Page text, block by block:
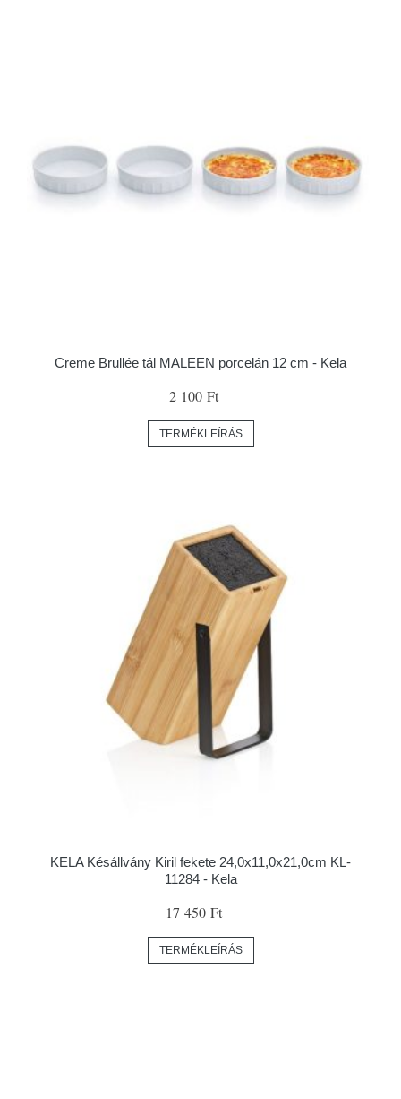
Creme Brullée tál MALEEN porcelán 12 cm - Kela
2 100 Ft
TERMÉKLEÍRÁS
KELA Késállvány Kiril fekete 24,0x11,0x21,0cm KL-
11284 - Kela
17 450 Ft
TERMÉKLEÍRÁS